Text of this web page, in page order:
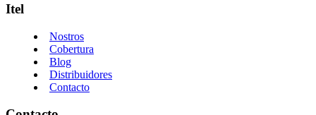
Itel
Nostros
Cobertura
Blog
Distribuidores
Contacto